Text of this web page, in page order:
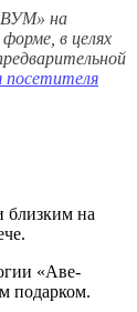
на
в целях
посетителя
близким на
«Аве-
подарком.